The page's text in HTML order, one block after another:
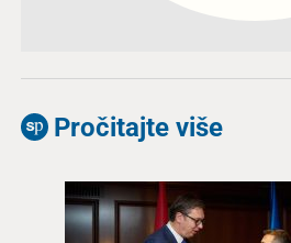
Pročitajte više